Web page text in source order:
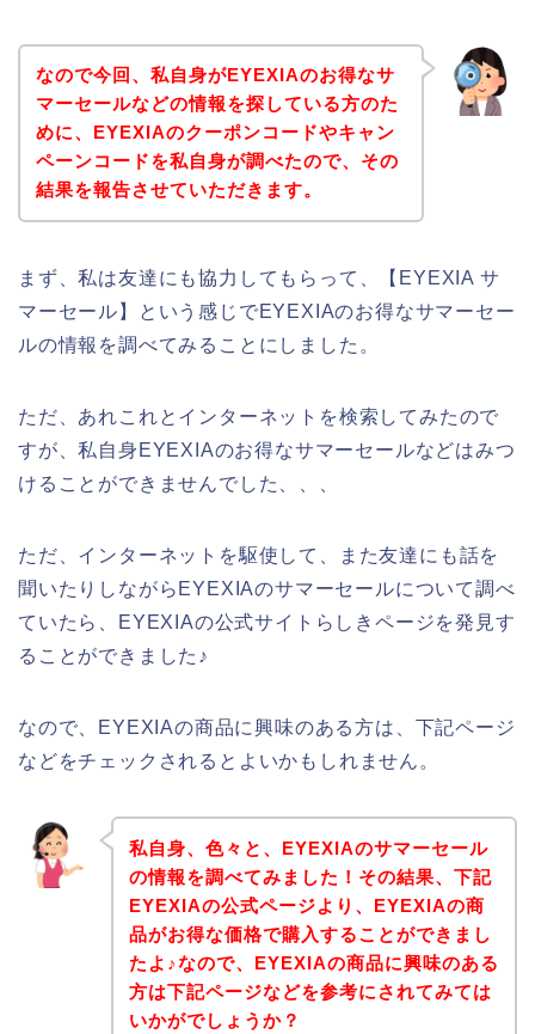
なので今回、私自身がEYEXIAのお得なサ
マーセールなどの情報を探している方のた
めに、EYEXIAのクーポンコードやキャン
ペーンコードを私自身が調べたので、その
結果を報告させていただきます。
まず、私は友達にも協力してもらって、【EYEXIA サ
マーセール】という感じでEYEXIAのお得なサマーセー
ルの情報を調べてみることにしました。
ただ、あれこれとインターネットを検索してみたので
すが、私自身EYEXIAのお得なサマーセールなどはみつ
けることができませんでした、、、
ただ、インターネットを駆使して、また友達にも話を
聞いたりしながらEYEXIAのサマーセールについて調べ
ていたら、EYEXIAの公式サイトらしきページを発見す
ることができました♪
なので、EYEXIAの商品に興味のある方は、下記ページ
などをチェックされるとよいかもしれません。
私自身、色々と、EYEXIAのサマーセール
の情報を調べてみました！その結果、下記
EYEXIAの公式ページより、EYEXIAの商
品がお得な価格で購入することができまし
たよ♪なので、EYEXIAの商品に興味のある
方は下記ページなどを参考にされてみては
いかがでしょうか？